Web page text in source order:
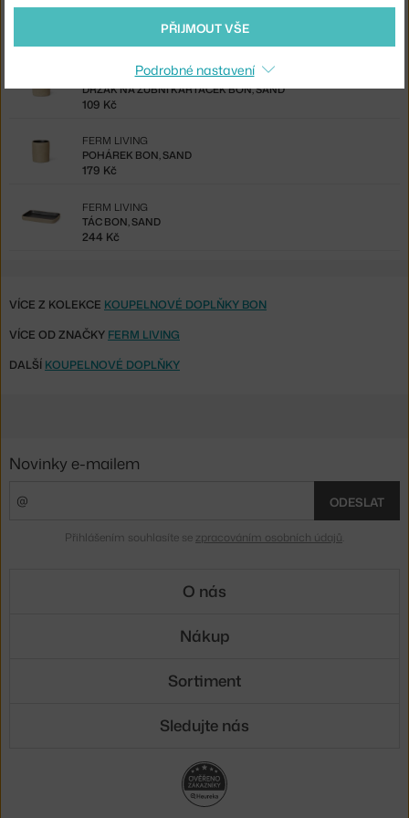
DÓZA BON LARGE, SAND
FERM LIVING
DRŽÁK NA ZUBNÍ KARTÁČEK BON, SAND
FERM LIVING
109 Kč
POHÁREK BON, SAND
FERM LIVING
179 Kč
TÁC BON, SAND
FERM LIVING
244 Kč
VÍCE Z KOLEKCE KOUPELNOVÉ DOPLŇKY BON
VÍCE OD ZNAČKY FERM LIVING
DALŠÍ KOUPELNOVÉ DOPLŇKY
PŘIJMOUT VŠE
Podrobné nastavení
Novinky e-mailem
ODESLAT
Přihlášením souhlasíte se zpracováním osobních údajů
O nás
Nákup
Sortiment
Sledujte nás